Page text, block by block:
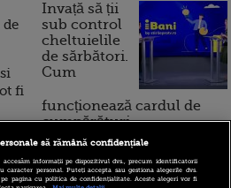
de
fi
fi
Invață să ții
sub control
cheltuielile
de sărbători.
Cum
funcționează cardul de
cumpărături
Incont , site-ul Știrile Pro
să rămână confidențiale
informații pe dispozitivul dvs., precum identificatorii
personal. Puteți accepta sau gestiona alegerile dvs.
pagina cu politica de confidențialitate. Aceste alegeri vor fi